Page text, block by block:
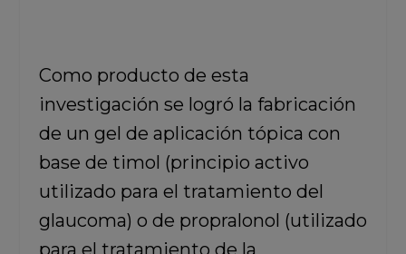
Como producto de esta
investigación se logró la fabricación
de un gel de aplicación tópica con
base de timol (principio activo
utilizado para el tratamiento del
glaucoma) o de propralonol (utilizado
para el tratamiento de la